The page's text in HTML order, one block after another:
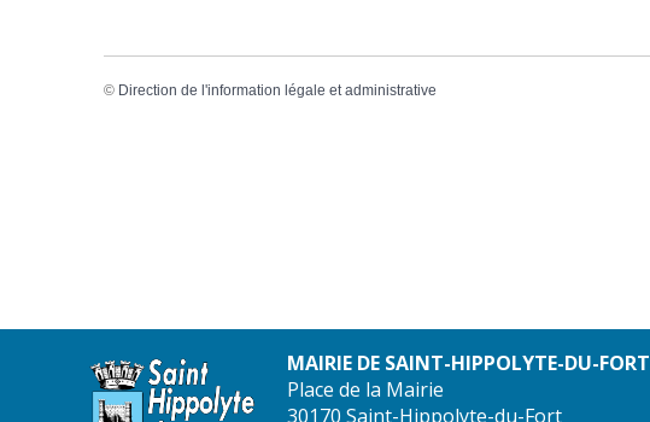
© Direction de l'information légale et administrative
MAIRIE DE SAINT-HIPPOLYTE-DU-FORT
Place de la Mairie
30170 Saint-Hippolyte-du-Fort